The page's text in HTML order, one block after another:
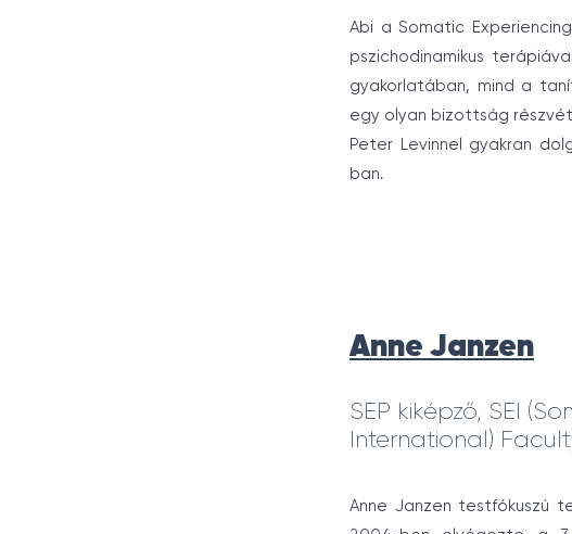
Abi a Somatic
pszichodinamikus
gyakorlatában, mind a
egy olyan bizottság
Peter Levinnel gyakran
ban.
SEP kiképző, SEI
International)
Anne Janzen testfókuszú
Anne Janzen